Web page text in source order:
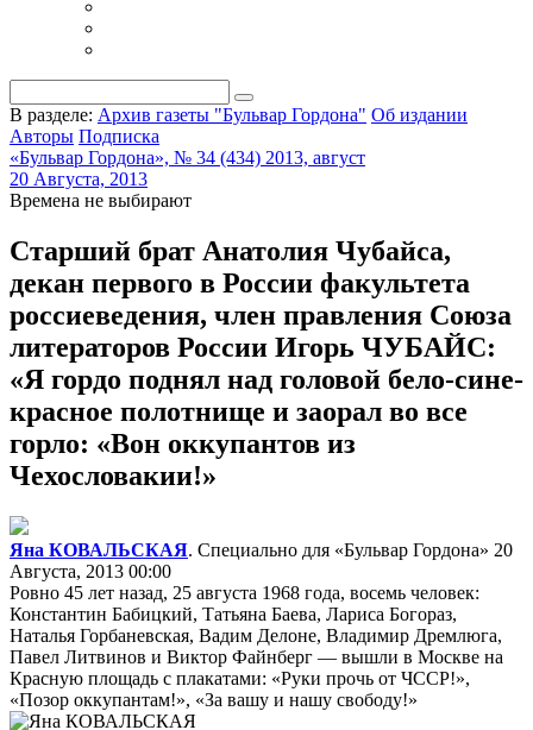
В разделе: Архив газеты "Бульвар Гордона" Об издании
Авторы Подписка
«Бульвар Гордона», № 34 (434) 2013, август
20 Августа, 2013
Времена не выбирают
Старший брат Анатолия Чубайса,
декан первого в России факультета
россиеведения, член правления Союза
литераторов России Игорь ЧУБАЙС:
«Я гордо поднял над головой бело-сине-
красное полотнище и заорал во все
горло: «Вон оккупантов из
Чехословакии!»
Яна КОВАЛЬСКАЯ. Специально для «Бульвар Гордона» 20
Августа, 2013 00:00
Ровно 45 лет назад, 25 августа 1968 года, восемь человек:
Константин Бабицкий, Татьяна Баева, Лариса Богораз,
Наталья Горбаневская, Вадим Делоне, Владимир Дремлюга,
Павел Литвинов и Виктор Файнберг — вышли в Москве на
Красную площадь с плакатами: «Руки прочь от ЧССР!»,
«Позор оккупантам!», «За вашу и нашу свободу!»